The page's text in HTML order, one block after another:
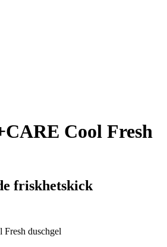
Cool Fresh
friskhetskick
duschgel